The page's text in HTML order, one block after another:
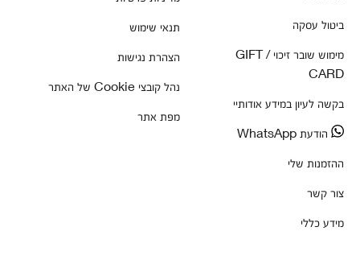
ביטול עסקה
מימוש שובר זיכוי / GIFT
CARD
בקשה לעיון במידע אודותיי
הודעת WhatsApp
ההזמנות שלי
צור קשר
מידע כללי
תנאי שימוש
הצהרת נגישות
נהל קובצי Cookie של האתר
מפת אתר